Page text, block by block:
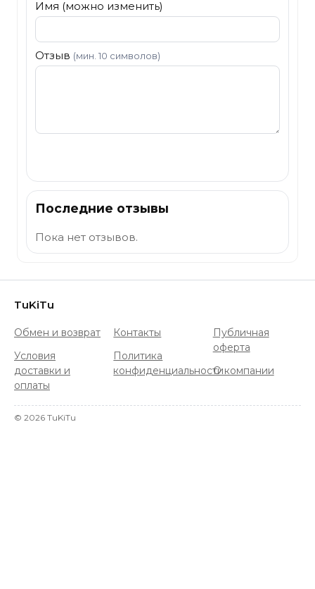
Имя (можно изменить)
Отзыв (мин. 10 символов)
Последние отзывы
Пока нет отзывов.
TuKiTu
Обмен и возврат
Условия
доставки и
оплаты
Контакты
Политика
конфиденциальности
Публичная
оферта
О компании
© 2026 TuKiTu